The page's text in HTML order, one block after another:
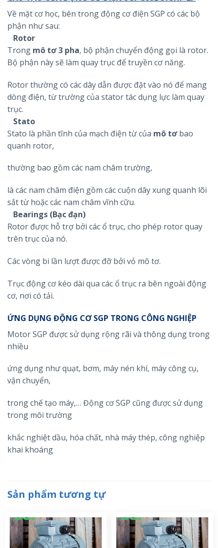
Về mặt cơ học, bên trong động cơ điện SGP có các bộ
phận như sau:
Rotor
Trong mô tơ 3 pha, bộ phận chuyển động gọi là rotor.
Bộ phận này sẽ làm quay trục để truyền cơ năng.
Rotor thường có các dây dẫn được đặt vào nó để mang
dòng điện, từ trường của stator tác dụng lực làm quay
trục.
Stato
Stato là phần tĩnh của mạch điện từ của mô tơbao
quanh rotor,
thường bao gồm các nam châm trường,
là các nam châm điện gồm các cuộn dây xung quanh lõi
sắt từ hoặc các nam châm vĩnh cữu.
Bearings (Bạc đạn)
Rotor được hỗ trợ bởi các ổ trục, cho phép rotor quay
trên trục của nó.
Các vòng bi lần lượt được đỡ bởi vỏ mô tơ.
Trục động cơ kéo dài qua các ổ trục ra bên ngoài động
cơ, nơi có tải.
ỨNG DỤNG ĐỘNG CƠ SGP TRONG CÔNG NGHIỆP
Motor SGP được sử dụng rộng rãi và thông dụng trong
nhiều
ứng dụng như quạt, bơm, máy nén khí, máy công cụ,
vận chuyển,
trong chế tạo máy,… Động cơ SGP cũng được sử dụng
trong môi trường
khắc nghiệt dầu, hóa chất, nhà máy thép, công nghiệp
khai khoáng
Sản phẩm tương tự